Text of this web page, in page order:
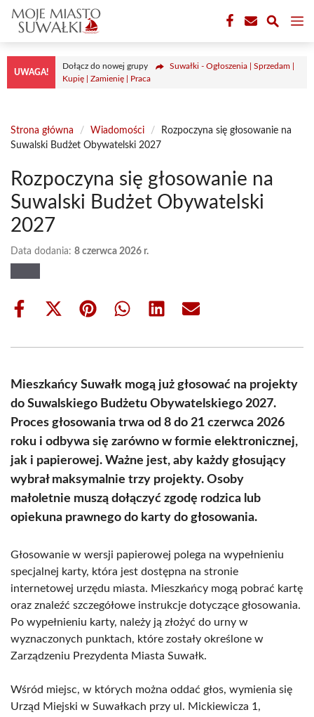
Przejdź
treści
UWAGA!
Dołącz do nowej grupy
Suwałki - Ogłoszenia | Sprzedam |
Kupię | Zamienię | Praca
Strona główna / Wiadomości /
Rozpoczyna się głosowanie na
Suwalski Budżet Obywatelski 2027
Rozpoczyna się głosowanie na
Suwalski Budżet Obywatelski
2027
Data dodania: 8 czerwca 2026 r.
Share
Share
(Twitter)
Share Share Share Share
Mieszkańcy Suwałk mogą już głosować na projekty
do Suwalskiego Budżetu Obywatelskiego 2027.
Proces głosowania trwa od 8 do 21 czerwca 2026
roku i odbywa się zarówno w formie elektronicznej,
jak i papierowej. Ważne jest, aby każdy głosujący
wybrał maksymalnie trzy projekty. Osoby
małoletnie muszą dołączyć zgodę rodzica lub
opiekuna prawnego do karty do głosowania.
Głosowanie w wersji papierowej polega na wypełnieniu
specjalnej karty, która jest dostępna na stronie
internetowej urzędu miasta. Mieszkańcy mogą pobrać kartę
oraz znaleźć szczegółowe instrukcje dotyczące głosowania.
Po wypełnieniu karty, należy ją złożyć do urny w
wyznaczonych punktach, które zostały określone w
Zarządzeniu Prezydenta Miasta Suwałk.
Wśród miejsc, w których można oddać głos, wymienia się
Urząd Miejski w Suwałkach przy ul. Mickiewicza 1,